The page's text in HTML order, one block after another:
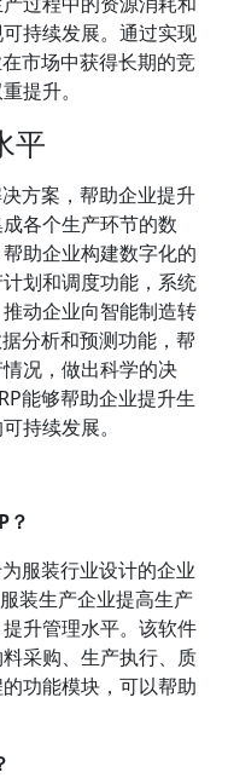
持续发展。通过实现
市场中获得长期的竞
提升。
平
方案，帮助企业提升
各个生产环节的数
助企业构建数字化的
划和调度功能，系统
动企业向智能制造转
分析和预测功能，帮
况，做出科学的决
能够帮助企业提升生
持续发展。
？
服装行业设计的企业
装生产企业提高生产
升管理水平。该软件
采购、生产执行、质
功能模块，可以帮助